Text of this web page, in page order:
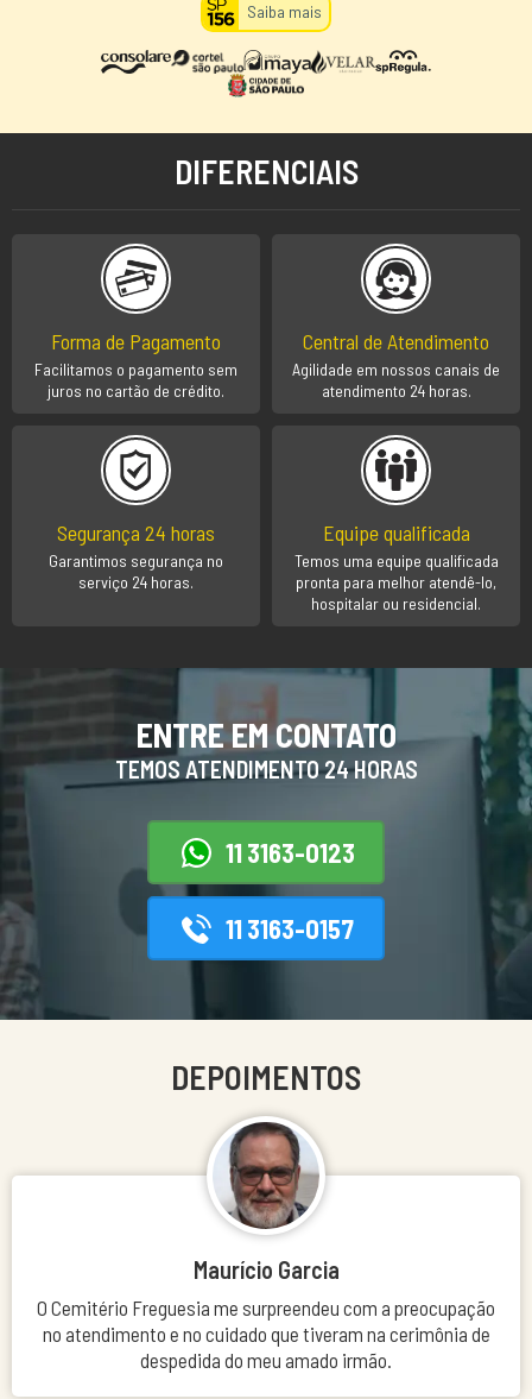
Saiba mais
DIFERENCIAIS
Forma de Pagamento
Facilitamos o pagamento sem
juros no cartão de crédito.
Central de Atendimento
Agilidade em nossos canais de
atendimento 24 horas.
Segurança 24 horas
Garantimos segurança no
serviço 24 horas.
Equipe qualificada
Temos uma equipe qualificada
pronta para melhor atendê-lo,
hospitalar ou residencial.
ENTRE EM CONTATO
TEMOS ATENDIMENTO 24 HORAS
11 3163-0123
11 3163-0157
DEPOIMENTOS
Maurício Garcia
O Cemitério Freguesia me surpreendeu com a preocupação
no atendimento e no cuidado que tiveram na cerimônia de
despedida do meu amado irmão.